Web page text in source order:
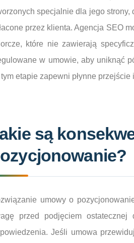
specjalnie dla jego strony,
przez klienta. Agencja SEO
które nie zawierają
w umowie, aby uniknąć
etapie zapewni płynne
są
umowy o
przed podjęciem
Jeśli umowa